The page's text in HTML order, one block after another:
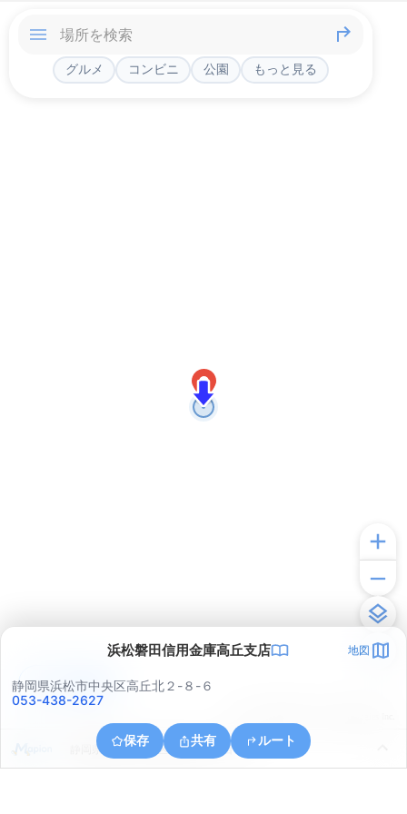
グルメ コンビニ 公園 もっと見る
浜松磐田信用金庫高丘支店 地図
静岡県浜松市中央区高丘北２-８-６
053-438-2627
保存 共有 ルート
静岡県浜松市中央区高丘西１丁目１６
アプリで見る